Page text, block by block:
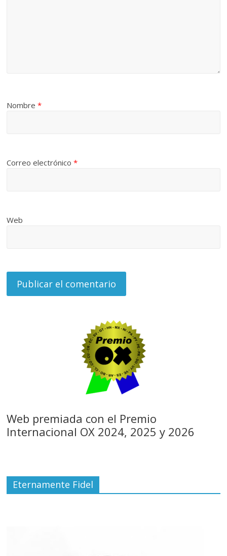
Nombre*
Correo electrónico*
Web
Web premiada con el Premio
Internacional OX 2024, 2025 y 2026
Eternamente Fidel